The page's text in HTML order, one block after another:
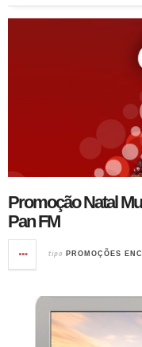
Promoção Natal
Pan FM
tipo PROMOÇÕES